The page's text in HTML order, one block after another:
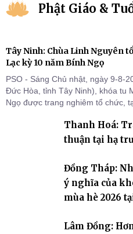
Phật Giáo &
Tây Ninh: Chùa Linh Nguyên
Lạc kỳ 10 năm Bính Ngọ
PSO - Sáng Chủ nhật, ngày 9-8-
Đức Hòa, tỉnh Tây Ninh), khóa tu
Ngọ được trang nghiêm tổ chức,
đời sống thiện lành.Thanh Hoá:
thuận tại hạ
Đồng Tháp:
ý nghĩa của
mùa hè 2026
Lâm Đồng: